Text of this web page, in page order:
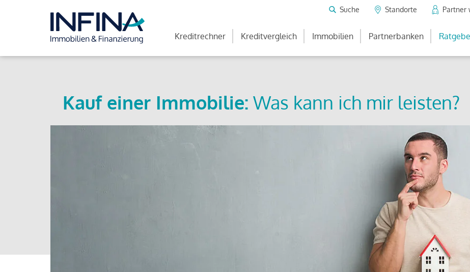
Suche Standorte Partner
Kreditrechner Kreditvergleich Immobilien Partnerbanken
Kauf einer Immobilie: Was kann ich mir leisten?